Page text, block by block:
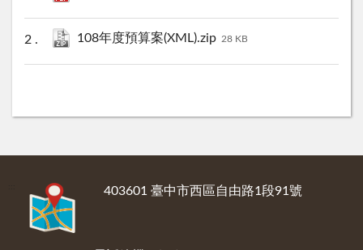
108年度預算案(XML).zip 28 KB
403601 臺中市西區自由路1段91號